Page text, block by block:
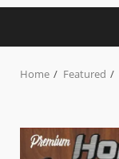
Home Featured